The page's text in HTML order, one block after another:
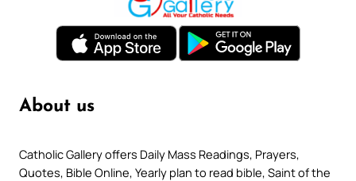
About us
Catholic Gallery offers Daily Mass Readings, Prayers,
Quotes, Bible Online, Yearly plan to read bible, Saint of the